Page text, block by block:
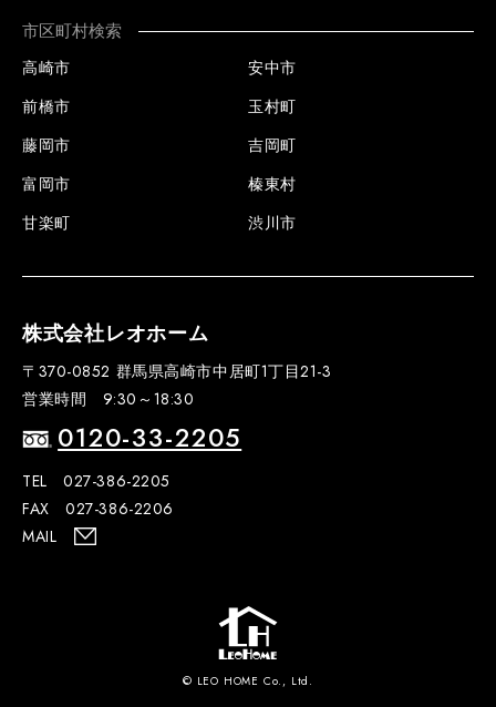
市区町村検索
高崎市
前橋市
藤岡市
富岡市
甘楽町
安中市
玉村町
吉岡町
榛東村
渋川市
株式会社レオホーム
〒370-0852 群馬県高崎市中居町1丁目21-3
営業時間 9:30～18:30
0120-33-2205
TEL 027-386-2205
FAX 027-386-2206
MAIL
© LEO HOME Co., Ltd.